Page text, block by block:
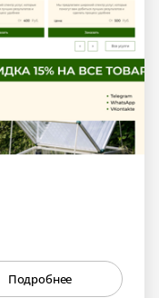
Подробнее